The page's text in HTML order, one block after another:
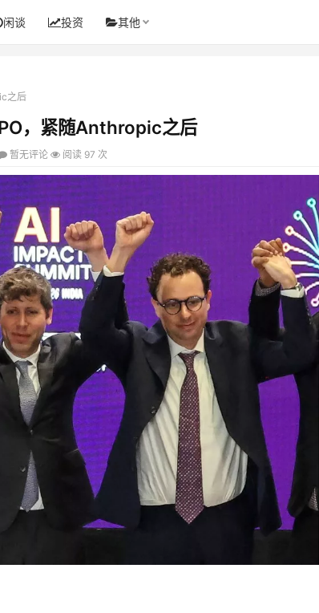
闲谈 投资 其他
之后
，紧随Anthropic之后
暂无评论 阅读 97 次